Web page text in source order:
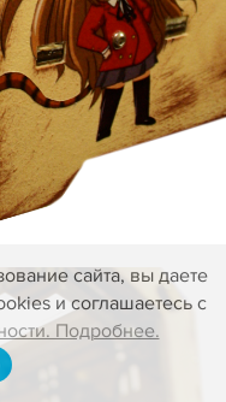
сайта, вы даете
и соглашаетесь с
Подробнее.